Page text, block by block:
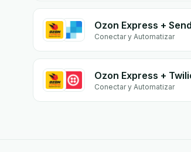
Ozon Express +
Conectar y Automatizar
Ozon Express +
Conectar y Automatizar